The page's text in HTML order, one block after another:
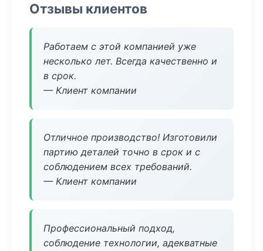
Отзывы клиентов
Работаем с этой компанией уже
несколько лет. Всегда качественно и
в срок.
— Клиент компании
Отличное производство! Изготовили
партию деталей точно в срок и с
соблюдением всех требований.
— Клиент компании
Профессиональный подход,
соблюдение технологии, адекватные